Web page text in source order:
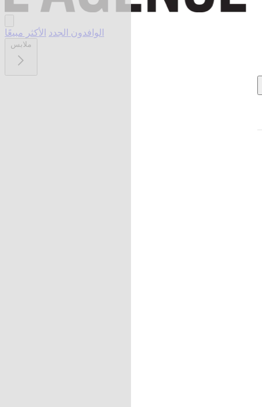
الوافدون الجدد الأكثر مبيعًا
ملابس